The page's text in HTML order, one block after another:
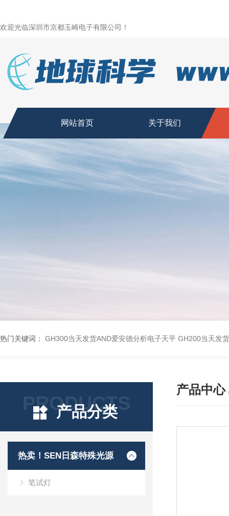
欢迎光临深圳市京都玉崎电子有限公司！
网站首页 关于我们
热门关键词： GH300当天发货AND爱安德分析电子天平 GH200当天发
PRODUCTS
产品分类
热卖！SEN日森特殊光源
笔试灯
产品中心